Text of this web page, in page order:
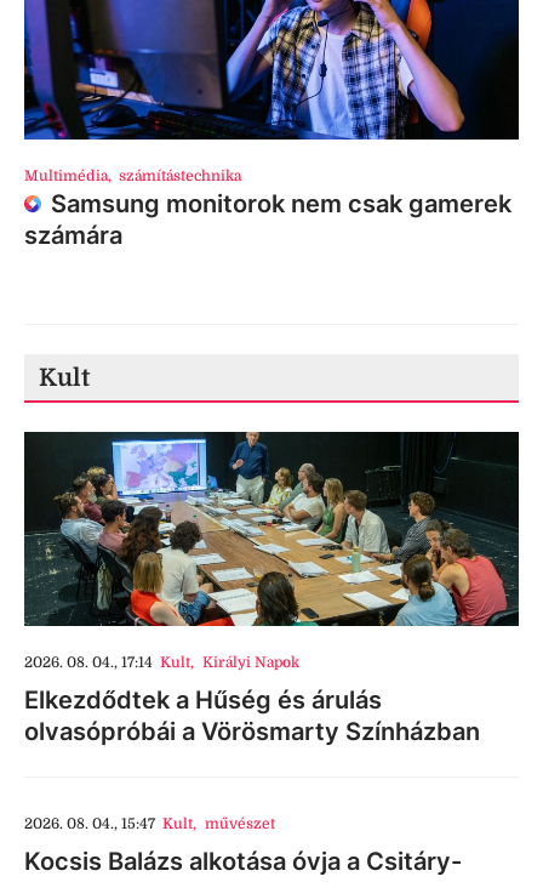
Multimédia, számítástechnika
Samsung monitorok nem csak gamerek
számára
Kult
2026. 08. 04., 17:14 Kult, Királyi Napok
Elkezdődtek a Hűség és árulás
olvasópróbái a Vörösmarty Színházban
2026. 08. 04., 15:47 Kult, művészet
Kocsis Balázs alkotása óvja a Csitáry-